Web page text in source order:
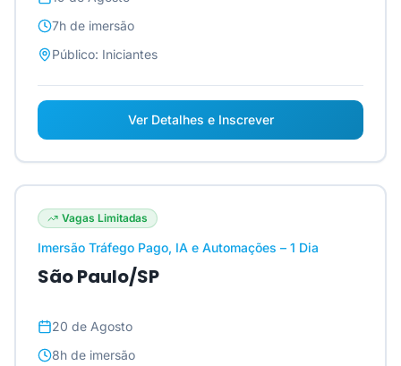
7h de imersão
Público: Iniciantes
Ver Detalhes e Inscrever
Vagas Limitadas
Imersão Tráfego Pago, IA e Automações – 1 Dia
São Paulo/SP
20 de Agosto
8h de imersão